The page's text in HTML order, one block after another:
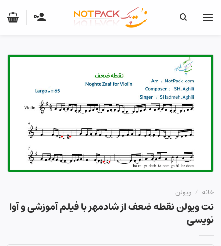
خانه / ویولن
نت ویولن نقطه ضعف از شادمهر با فیلم آموزشی و آوا
نویسی